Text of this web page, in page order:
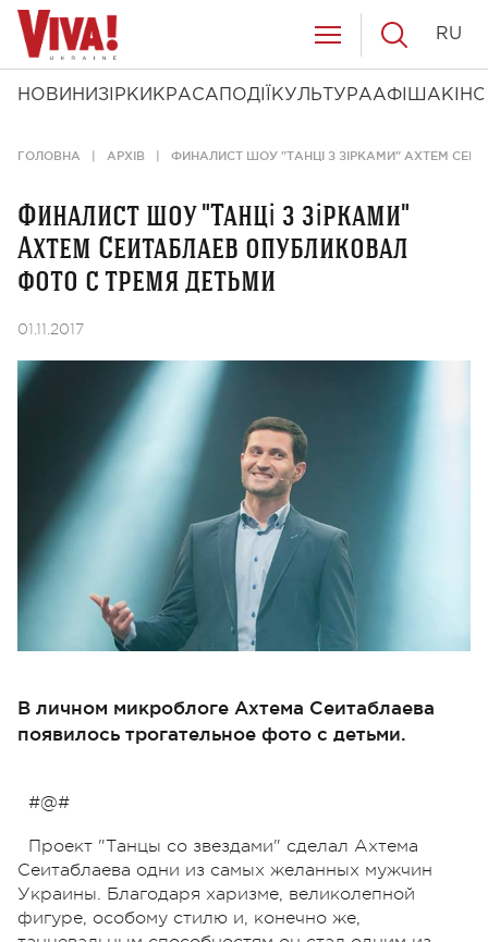
НОВИНИ ЗІРКИ КРАСА ПОДІЇ КУЛЬТУРААФІША КІНО
RU
ГОЛОВНА АРХІВ ФИНАЛИСТ ШОУ "ТАНЦІ З ЗІРКАМИ" АХТЕМ
Финалист шоу "Танці з зірками"
Ахтем Сеитаблаев опубликовал
фото с тремя детьми
01.11.2017
В личном микроблоге Ахтема Сеитаблаева
появилось трогательное фото с детьми.
#@#
Проект "Танцы со звездами" сделал Ахтема
Сеитаблаева одни из самых желанных мужчин
Украины. Благодаря харизме, великолепной
фигуре, особому стилю и, конечно же,